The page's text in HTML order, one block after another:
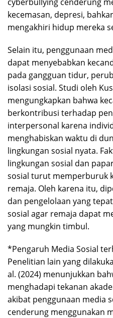
kecemasan, depresi,
mengakhiri hidup mereka
Selain itu, penggunaan
dapat menyebabkan
pada gangguan tidur,
isolasi sosial. Studi oleh
mengungkapkan bahwa
berkontribusi terhadap
interpersonal karena
menghabiskan waktu di
lingkungan sosial nyata.
lingkungan sosial dan
sosial turut memperburuk
remaja. Oleh karena itu,
dan pengelolaan yang
sosial agar remaja dapat
yang mungkin timbul.
*Pengaruh Media Sosial
Penelitian lain yang
al. (2024) menunjukkan
menghadapi tekanan
akibat penggunaan media
cenderung menggunakan